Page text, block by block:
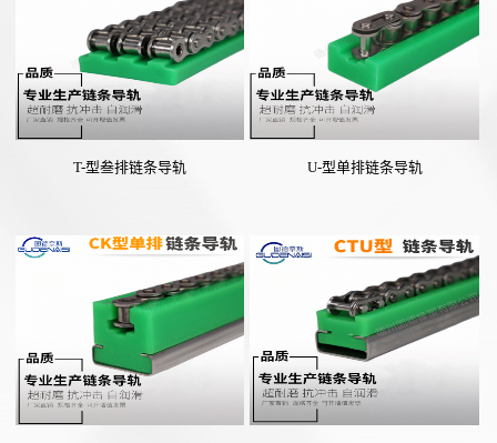
T-型叁排链条导轨 U-型单排链条导轨